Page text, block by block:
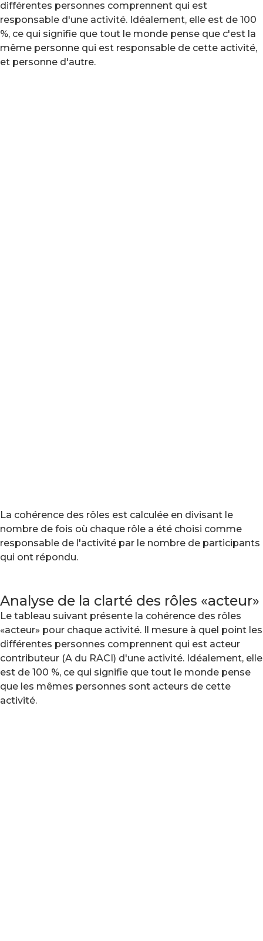
différentes personnes comprennent qui est
responsable d'une activité. Idéalement, elle est de 100
%, ce qui signifie que tout le monde pense que c'est la
même personne qui est responsable de cette activité,
et personne d'autre.
La cohérence des rôles est calculée en divisant le
nombre de fois où chaque rôle a été choisi comme
responsable de l'activité par le nombre de participants
qui ont répondu.
Analyse de la clarté des rôles «acteur»
Le tableau suivant présente la cohérence des rôles
«acteur» pour chaque activité. Il mesure à quel point les
différentes personnes comprennent qui est acteur
contributeur (A du RACI) d'une activité. Idéalement, elle
est de 100 %, ce qui signifie que tout le monde pense
que les mêmes personnes sont acteurs de cette
activité.